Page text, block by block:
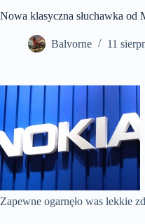
Nowa klasyczna słuchawka od
Balvorne 11
Zapewne ogarnęło was lekkie